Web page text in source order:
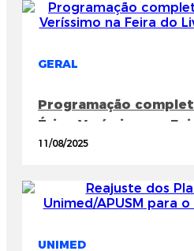
GERAL
Programação
Érico Veríssimo na
Santa Maria
11/08/2025
UNIMED